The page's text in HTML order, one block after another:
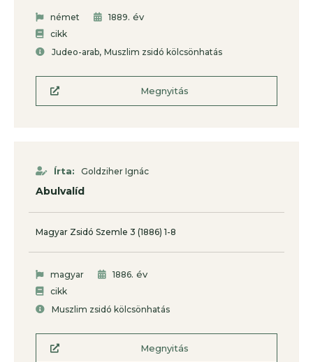
német 1889. év
cikk
Judeo-arab, Muszlim zsidó kölcsönhatás
Megnyitás
Írta: Goldziher Ignác
Abulvalíd
Magyar Zsidó Szemle 3 (1886) 1-8
magyar 1886. év
cikk
Muszlim zsidó kölcsönhatás
Megnyitás